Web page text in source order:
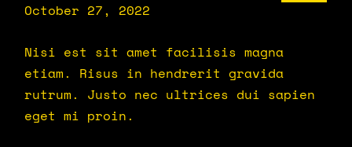
October 27, 2022
Nisi est sit amet facilisis magna
etiam. Risus in hendrerit gravida
rutrum. Justo nec ultrices dui sapien
eget mi proin.